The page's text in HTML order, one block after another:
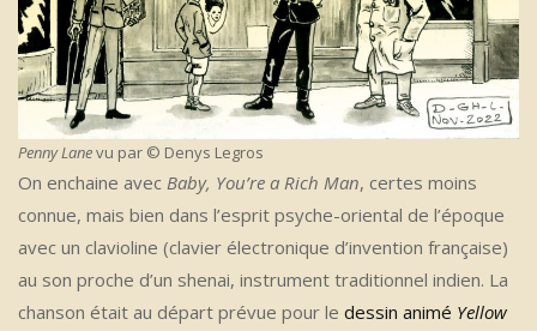
Penny Lanevu par © Denys Legros
On enchaine avec Baby, You’re a Rich Man, certes moins
connue, mais bien dans l’esprit psyche-oriental de l’époque
avec un clavioline (clavier électronique d’invention française)
au son proche d’un shenai, instrument traditionnel indien. La
chanson était au départ prévue pour le dessin animé Yellow